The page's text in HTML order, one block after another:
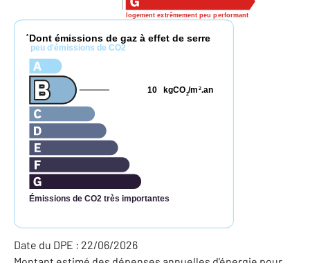
logement extrêmement peu performant
* Dont émissions de gaz à effet de serre
peu d'émissions de CO2
Émissions de CO2 très importantes
kgCO2/m 2.an
10
Date du DPE : 22/06/2026